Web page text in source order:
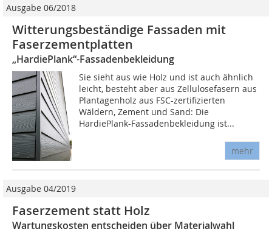
Ausgabe 06/2018
Witterungsbeständige Fassaden mit
Faserzementplatten
„HardiePlank“-Fassadenbekleidung
Sie sieht aus wie Holz und ist auch ähnlich
leicht, besteht aber aus Zellulosefasern aus
Plantagenholz aus FSC-zertifizierten
Wäldern, Zement und Sand: Die
HardiePlank-Fassadenbekleidung ist...
mehr
Ausgabe 04/2019
Faserzement statt Holz
Wartungskosten entscheiden über Materialwahl